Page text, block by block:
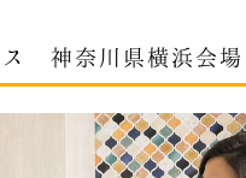
神奈川県横浜会場